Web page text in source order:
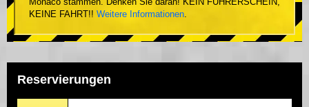
Monaco stammen. Denken Sie daran! KEIN FÜHRERSCHEIN,
KEINE FAHRT!! Weitere Informationen.
Reservierungen